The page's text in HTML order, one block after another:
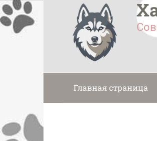
Перейти
к
контенту
Главная страница